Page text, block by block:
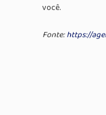
você.
Fonte:https://